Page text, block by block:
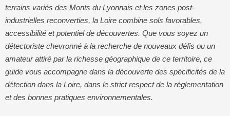
terrains variés des Monts du Lyonnais et les zones post-
industrielles reconverties, la Loire combine sols favorables,
accessibilité et potentiel de découvertes. Que vous soyez un
détectoriste chevronné à la recherche de nouveaux défis ou un
amateur attiré par la richesse géographique de ce territoire, ce
guide vous accompagne dans la découverte des spécificités de la
détection dans la Loire, dans le strict respect de la réglementation
et des bonnes pratiques environnementales.